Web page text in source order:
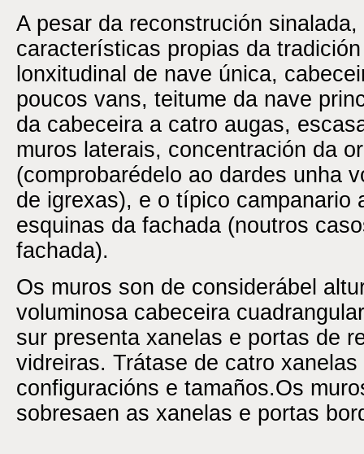
A pesar da reconstrución
características propias da
lonxitudinal de nave única,
poucos vans, teitume da nave
da cabeceira a catro augas,
muros laterais, concentración da
(comprobarédelo ao dardes unha
de igrexas), e o típico campanario
esquinas da fachada (noutros
fachada).
Os muros son de considerábel
voluminosa cabeceira
sur presenta xanelas e portas de
vidreiras. Trátase de catro
configuracións e tamaños.Os
sobresaen as xanelas e portas